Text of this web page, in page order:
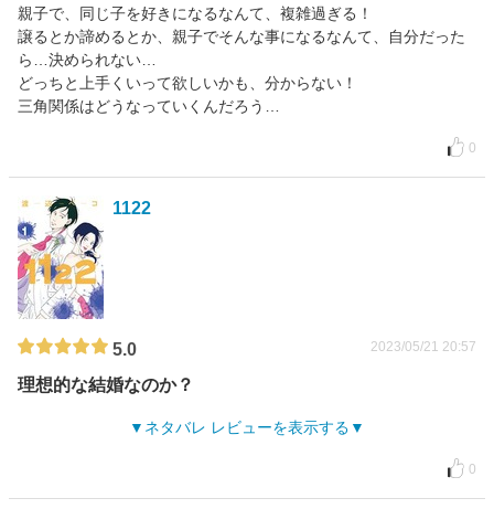
親子で、同じ子を好きになるなんて、複雑過ぎる！
譲るとか諦めるとか、親子でそんな事になるなんて、自分だった
ら…決められない…
どっちと上手くいって欲しいかも、分からない！
三角関係はどうなっていくんだろう…
0
1122
5.0 2023/05/21 20:57
理想的な結婚なのか？
ネタバレ レビューを表示する
0